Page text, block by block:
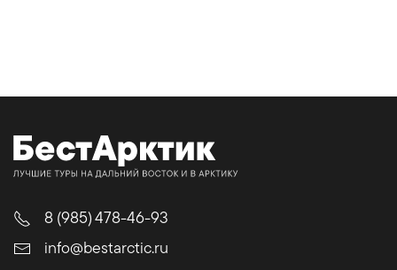
8 (985) 478-46-93
info@bestarctic.ru